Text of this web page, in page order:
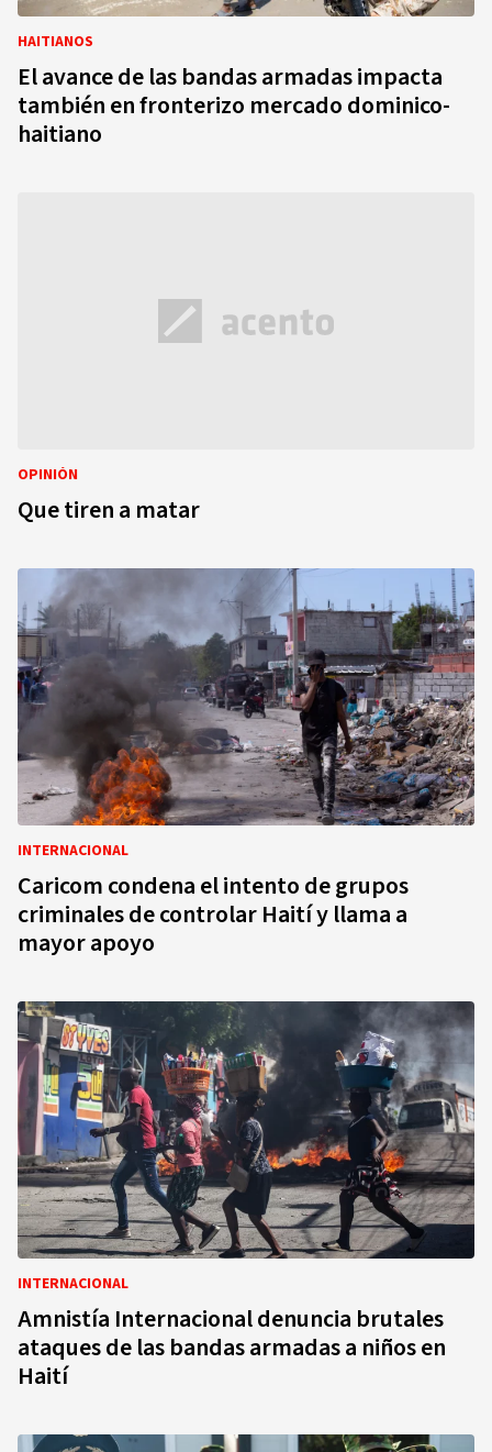
HAITIANOS
El avance de las bandas armadas impacta
también en fronterizo mercado dominico-
haitiano
OPINIÓN
Que tiren a matar
INTERNACIONAL
Caricom condena el intento de grupos
criminales de controlar Haití y llama a
mayor apoyo
INTERNACIONAL
Amnistía Internacional denuncia brutales
ataques de las bandas armadas a niños en
Haití